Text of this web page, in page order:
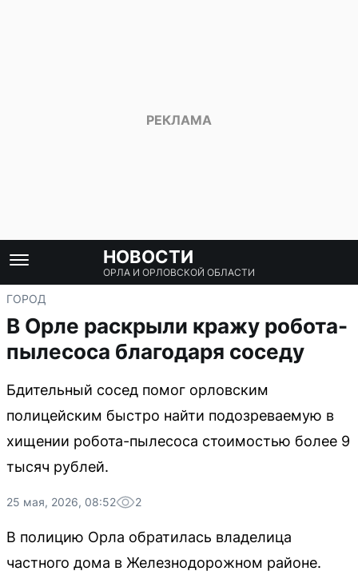
НОВОСТИ
ОРЛА И ОРЛОВСКОЙ ОБЛАСТИ
ГОРОД
В Орле раскрыли кражу робота-
пылесоса благодаря соседу
Бдительный сосед помог орловским
полицейским быстро найти подозреваемую в
хищении робота-пылесоса стоимостью более 9
тысяч рублей.
25 мая, 2026, 08:52 2
В полицию Орла обратилась владелица
частного дома в Железнодорожном районе.